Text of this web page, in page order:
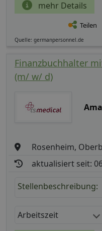
mehr Details
Teilen
Quelle: germanpersonnel.de
Finanzbuchhalter
(m/ w/ d)
Rosenheim,
aktualisiert seit:
Stellenbeschreibung:
Arbeitszeit